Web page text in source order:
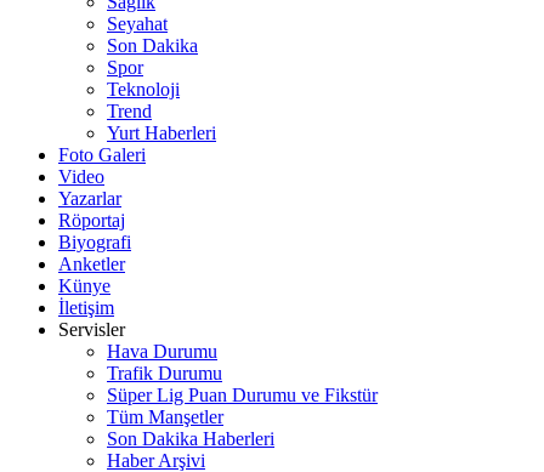
Seyahat
Son Dakika
Spor
Teknoloji
Trend
Yurt Haberleri
Foto Galeri
Video
Yazarlar
Röportaj
Biyografi
Anketler
Künye
İletişim
Servisler
Hava Durumu
Trafik Durumu
Süper Lig Puan Durumu ve Fikstür
Tüm Manşetler
Son Dakika Haberleri
Haber Arşivi